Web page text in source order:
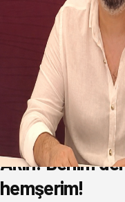
Oğuzbeyi’nden
yönetimine cevap :
yakışanı yapar,
kapmayın!
07 Ağustos 2026
Anasayfa/ Gündem/
hemşerim!
Akın: Benim
hemşerim!